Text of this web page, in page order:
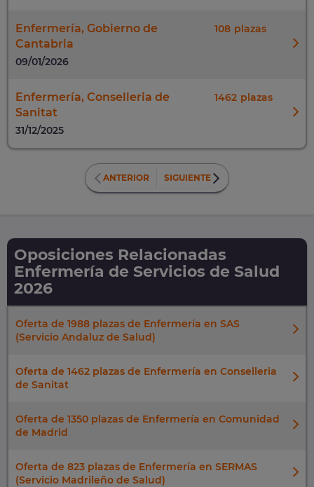
Enfermería, Gobierno de
Cantabria
108
09/01/2026
Enfermería, Conselleria de
Sanitat
1462
31/12/2025
ANTERIOR SIGUIENTE
Oposiciones Relacionadas
Enfermería de Servicios de Salud
2026
Oferta de 1988 plazas de Enfermería en SAS
(Servicio Andaluz de Salud)
Oferta de 1462 plazas de Enfermería en Conselleria
de Sanitat
Oferta de 1350 plazas de Enfermería en Comunidad
de Madrid
Oferta de 823 plazas de Enfermería en SERMAS
(Servicio Madrileño de Salud)